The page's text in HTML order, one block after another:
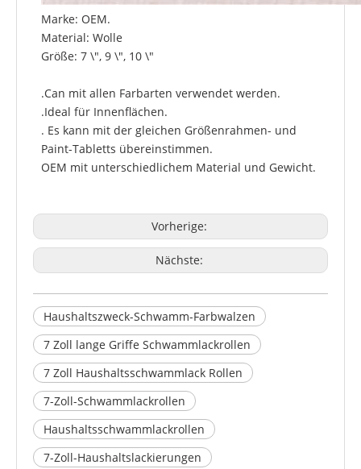
Marke: OEM.
Material: Wolle
Größe: 7 \", 9 \", 10 \"
.Can mit allen Farbarten verwendet werden.
.Ideal für Innenflächen.
. Es kann mit der gleichen Größenrahmen- und
Paint-Tabletts übereinstimmen.
OEM mit unterschiedlichem Material und Gewicht.
Vorherige:
Nächste:
Haushaltszweck-Schwamm-Farbwalzen
7 Zoll lange Griffe Schwammlackrollen
7 Zoll Haushaltsschwammlack Rollen
7-Zoll-Schwammlackrollen
Haushaltsschwammlackrollen
7-Zoll-Haushaltslackierungen